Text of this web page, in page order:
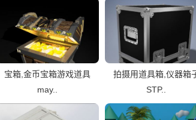
宝箱,金币宝箱游戏道具
may..
拍摄用道具箱,仪器箱
STP..